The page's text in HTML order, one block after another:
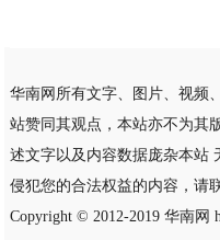
华南网所有文字、图片、视频
站赞同其观点，本站亦不为其
述文字以及内容数据庞杂本站
侵犯您的合法权益的内容，请
Copyright © 2012-2019 华南网